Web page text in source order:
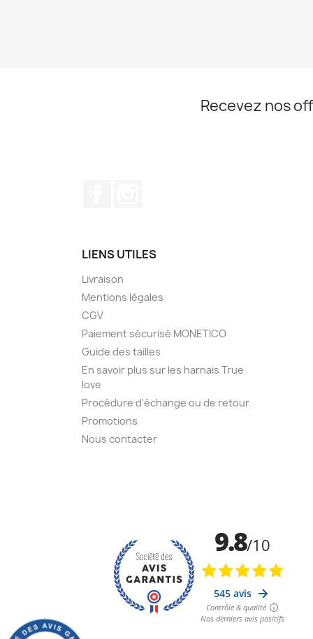
Recevez nos
LIENS UTILES
Livraison
Mentions légales
CGV
Paiement sécurisé MONETICO
Guide des tailles
En savoir plus sur les harnais True
love
Procédure d'échange ou de retour
Promotions
Nous contacter